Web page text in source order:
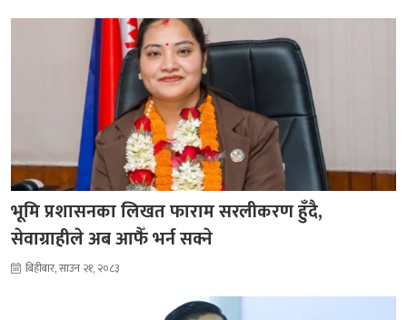
भूमि प्रशासनका लिखत फाराम सरलीकरण हुँदै,
सेवाग्राहीले अब आफैँ भर्न सक्ने
बिहीबार, साउन २१, २०८३